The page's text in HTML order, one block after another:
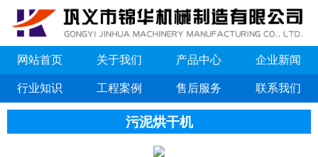
网站首页 关于我们 产品中心 企业新闻
行业知识 工程案例 售后服务 联系我们
污泥烘干机